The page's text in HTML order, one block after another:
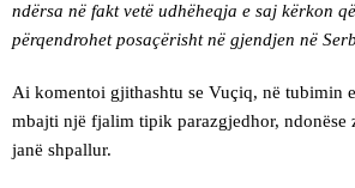
ndërsa në fakt vetë udhëheqja e saj kërkon
përqendrohet posaçërisht në gjendjen në
Ai komentoi gjithashtu se Vuçiq, në tubimin
mbajti një fjalim tipik parazgjedhor, ndonëse
janë shpallur.